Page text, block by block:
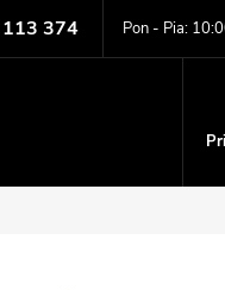
374 Pon - Pia:
údajov